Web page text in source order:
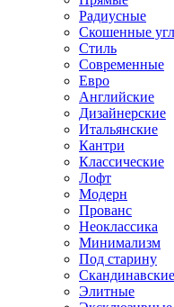
Радиусные
Скошенные
Стиль
Современные
Евро
Английские
Дизайнерские
Итальянские
Кантри
Классические
Лофт
Модерн
Прованс
Неоклассика
Минимализм
Под старину
Скандинавские
Элитные